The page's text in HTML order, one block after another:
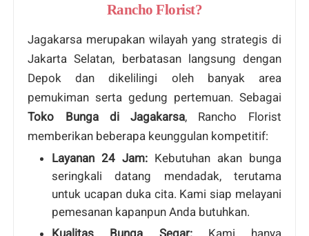
Rancho Florist?
Jagakarsa merupakan wilayah yang strategis di
Jakarta Selatan, berbatasan langsung dengan
Depok dan dikelilingi oleh banyak area
pemukiman serta gedung pertemuan. Sebagai
Toko Bunga di Jagakarsa, Rancho Florist
memberikan beberapa keunggulan kompetitif:
Layanan 24 Jam: Kebutuhan akan bunga
seringkali datang mendadak, terutama
untuk ucapan duka cita. Kami siap melayani
pemesanan kapanpun Anda butuhkan.
Kualitas Bunga Segar:Kami hanya